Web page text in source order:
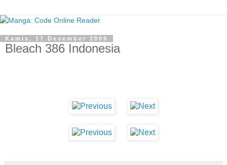
Kamis, 17 Desember 2009
Bleach 386 Indonesia